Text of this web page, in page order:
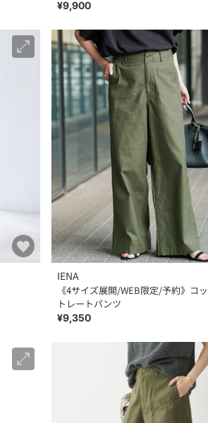
¥9,900
IENA
《4サイズ展開/WEB限定/予約》コ
トレートパンツ
¥9,350